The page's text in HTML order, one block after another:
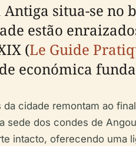
Antiga situa-se no
estão
(Le Guide
económica
da cidade remontam ao
sede dos condes de
intacto, oferecendo uma